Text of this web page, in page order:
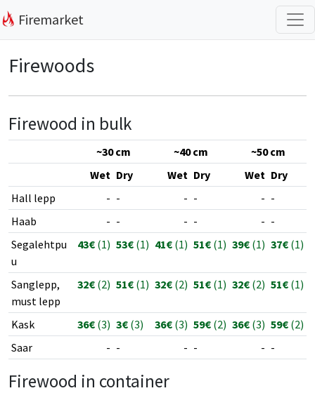
Firemarket
Firewoods
Firewood in bulk
~30 cm ~40 cm
~50 cm
Wet Dry Wet Dry Wet Dry
Hall lepp
- - - - - -
Haab
- - - - - -
Segalehtpu
u
43€ (1) 53€ (1) 41€ (1) 51€ (1) 39€ (1) 37€ (1)
Sanglepp,
must lepp
32€ (2) 51€ (1) 32€ (2) 51€ (1) 32€ (2) 51€ (1)
Kask 36€ (3) 3€ (3) 36€ (3) 59€ (2) 36€ (3) 59€ (2)
Saar
- - - - - -
Firewood in container